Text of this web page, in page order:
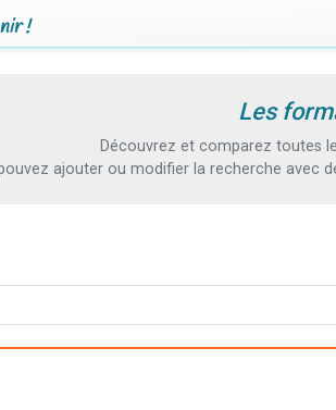
!
Les
Découvrez et comparez toutes
ajouter ou modifier la recherche avec